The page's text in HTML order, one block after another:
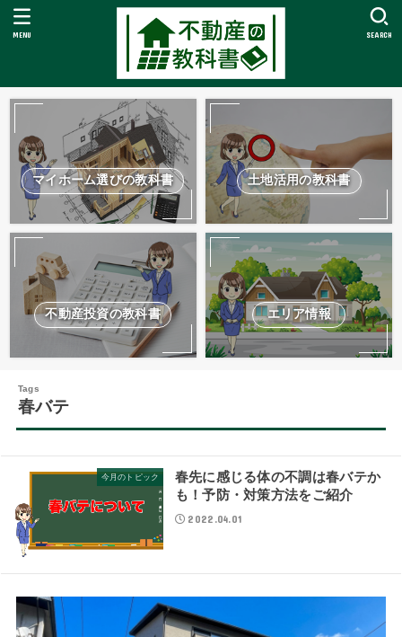
SEARCH
MENU
マイホーム選びの教科書 土地活用の教科書
不動産投資の教科書 エリア情報
春バテ
今月のトピック
春先に感じる体の不調は春バテか
も！予防・対策方法をご紹介
2022.04.01